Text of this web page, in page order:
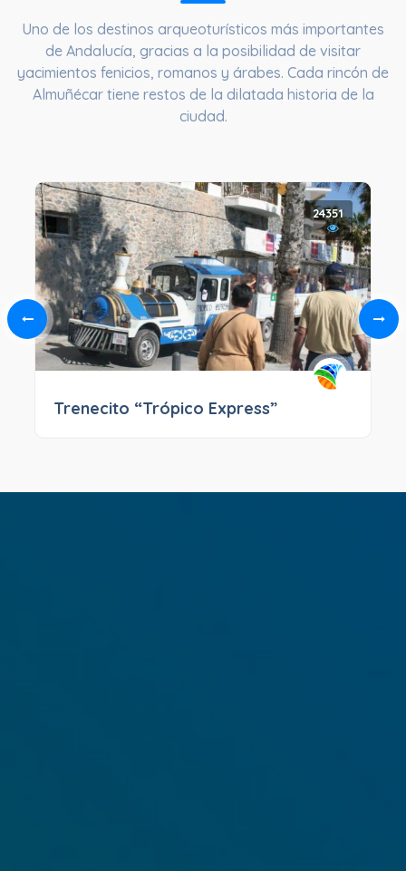
Uno de los destinos arqueoturísticos más importantes
de Andalucía, gracias a la posibilidad de visitar
yacimientos fenicios, romanos y árabes. Cada rincón de
Almuñécar tiene restos de la dilatada historia de la
ciudad.
24351
Trenecito “Trópico Express”